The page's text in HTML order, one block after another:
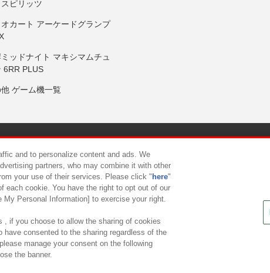
ピリッツ
カート アーケードグランプ
ッドナイト マキシマムチュ
6RR PLUS
ゲーム機一覧
について カスタマーハラスメント対応方針
and to personalize content and ads. We
partners, who may combine it with other
your use of their services. Please click " here"
each cookie. You have the right to opt out of our
Personal Information] to exercise your right.
, if you choose to allow the sharing of cookies
have consented to the sharing regardless of the
manage your consent on the following
the banner.